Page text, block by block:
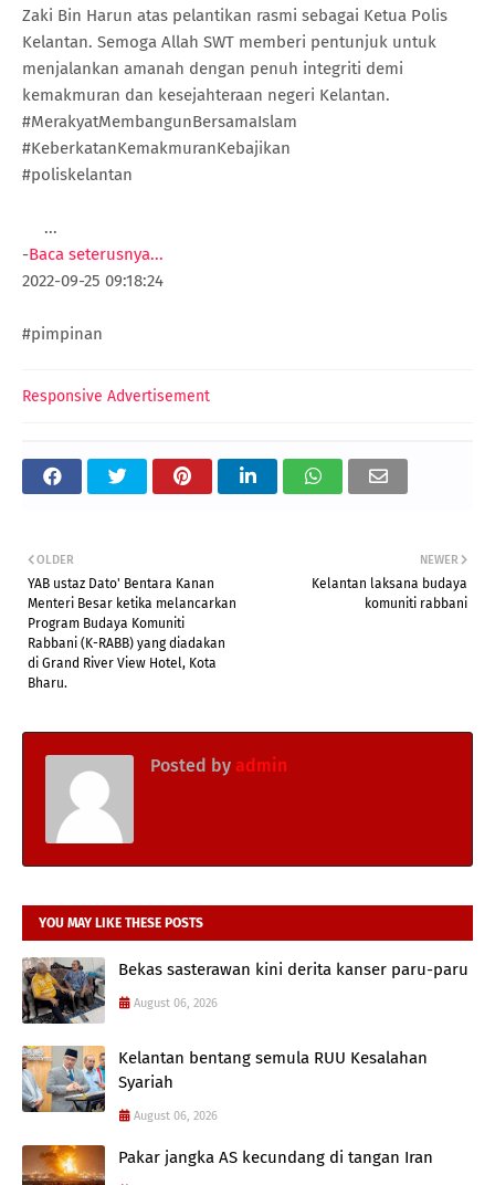
Zaki Bin Harun atas pelantikan rasmi sebagai Ketua Polis
Kelantan. Semoga Allah SWT memberi pentunjuk untuk
menjalankan amanah dengan penuh integriti demi
kemakmuran dan kesejahteraan negeri Kelantan.
#MerakyatMembangunBersamaIslam
#KeberkatanKemakmuranKebajikan
#poliskelantan
...
-Baca seterusnya...
2022-09-25 09:18:24
#pimpinan
Responsive Advertisement
NEWER
Kelantan laksana budaya
komuniti rabbani
OLDER
YAB ustaz Dato' Bentara Kanan
Menteri Besar ketika melancarkan
Program Budaya Komuniti
Rabbani (K-RABB) yang diadakan
di Grand River View Hotel, Kota
Bharu.
Posted by admin
YOU MAY LIKE THESE POSTS
Bekas sasterawan kini derita kanser paru-paru
August 06, 2026
Kelantan bentang semula RUU Kesalahan
Syariah
August 06, 2026
Pakar jangka AS kecundang di tangan Iran